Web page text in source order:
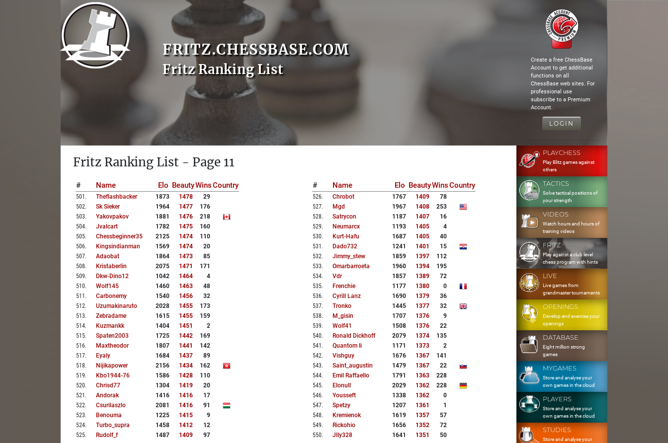
FRITZ.CHESSBASE.COM
Fritz Ranking List
Create a free ChessBase
Account to get additional
functions on all
ChessBase web sites. For
professional use
subscribe to a Premium
Account.
LOGIN
Fritz Ranking List - Page 11
# Name Elo BeautyWinsCountry
501 . Theflashbacker 1873 1478
29
502. Sk Sieker 1964 1477
176
503. Yakovpakov 1881 1476
218
504. Jvalcart 1782 1475
160
505. Chessbeginner35 2125 1474
110
506. Kingsindianman 1569 1474
20
507. Adaobat 1864 1473
85
508. Kristaberlin 2075 1471
171
509. Dkw-Dino12 1042 1464
4
510. Wolf145 1460 1463
48
511 . Carbonemy 1540 1456
32
512. Uzumakinaruto 2028 1455
173
513. Zebradame 1615 1455
159
514. Kuzmankk 1404 1451
2
515. Spaten2003 1725 1442
169
516. Maxtheodor 1807 1441
142
517. Eyaly 1684 1437
89
518. Nijikapower 2156 1434
162
519. Kbo1944-76 1586 1428
110
520. Chrisd77 1304 1419
20
521 . Andorak 1416 1416
17
522. Csurilaszlo 2081 1416
91
523. Benouma 1225 1415
9
524. Turbo_supra 1458 1412
12
525. Rudolf_f 1487 1409 97
# Name Elo BeautyWinsCountry
526. Chrobot 1767 1409
78
527. Mgd 1967 1408
253
528. Satrycon 1187 1407
16
529. Neumarcx 1193 1405
4
530. Kurt-Hafu 1687 1405
40
531 . Dado732 1241 1401
15
532. Jimmy_stew 1859 1397
112
533. Omarbarroeta 1960 1394
195
534. Vdr 1857 1389
72
535. Frenchie 1177 1380
0
536. Cyrill Lanz 1690 1379
36
537. Tronko 1445 1377
32
538. M_gisin 1707 1376
9
539. Wolf41 1508 1376
22
540. Ronald Dickhoff 2079 1374
135
541 . Quantom Ii 1171 1373
2
542. Vishguy 1676 1367
141
543. Saint_augustin 1479 1367
22
544. Emil Raffaello 1791 1363
228
545. Elonull 2029 1362
228
546. Yousseft 1338 1362
0
547. Spetzy 1207 1361
1
548. Kremienok 1619 1357
57
549. Rickohio 1656 1352
72
550. Jlly328 1641 1351 50
PLAYCHESS
Play Blitz games against
others
TACTICS
Solve tactical positions of
your strength
VIDEOS
Watch hours and hours of
training videos
FRITZ
Play against a club level
chess program with hints
LIVE
Live games from
grandmaster tournaments
OPENINGS
Develop and exercise your
openings
DATABASE
Eight million strong
games
MYGAMES
Store and analyse your
own games in the cloud
PLAYERS
Store and analyse your
own games in the cloud
STUDIES
Store and analyse your